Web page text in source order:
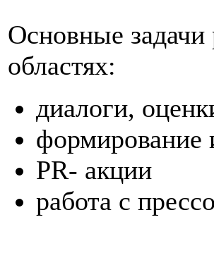
Основные
областях:
диалоги,
формирование
PR- акции
работа с